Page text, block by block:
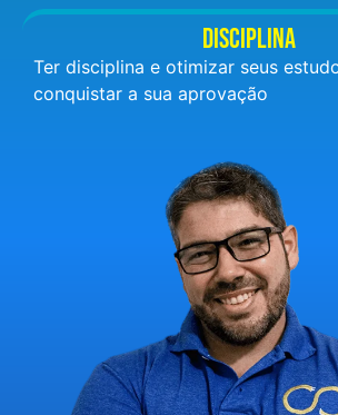
DISCIPLINA
Ter disciplina e otimizar seus
conquistar a sua aprovação